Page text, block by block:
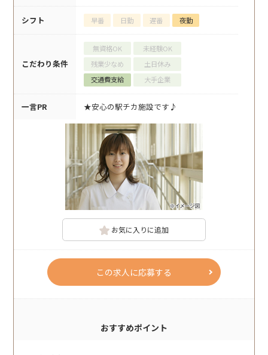
シフト 早番 日勤 遅番 夜勤
こだわり条件
無資格OK
未経験OK
残業少なめ
土日休み
交通費支給
大手企業
一言PR ★安心の駅チカ施設です♪
お気に入りに追加
この求人に応募する
おすすめポイント